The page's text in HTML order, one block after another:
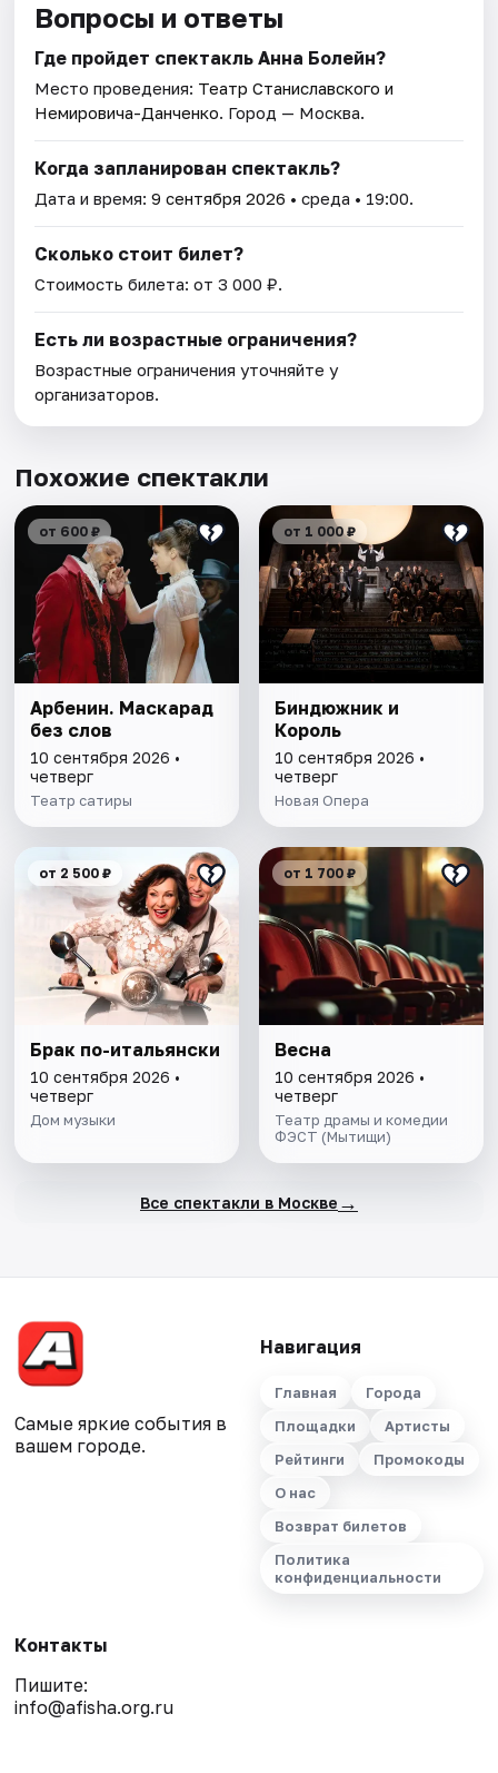
Вопросы и ответы
Где пройдет спектакль Анна Болейн?
Место проведения: Театр Станиславского и
Немировича-Данченко. Город — Москва.
Когда запланирован спектакль?
Дата и время:9 сентября 2026 • среда • 19:00.
Сколько стоит билет?
Стоимость билета: от 3 000 ₽.
Есть ли возрастные ограничения?
Возрастные ограничения уточняйте у
организаторов.
Похожие спектакли
от 600 ₽
Арбенин. Маскарад
без слов
10 сентября 2026 •
четверг
Театр сатиры
от 1 000 ₽
Биндюжник и
Король
10 сентября 2026 •
четверг
Новая Опера
от 2 500 ₽
Брак по-итальянски
10 сентября 2026 •
четверг
Дом музыки
от 1 700 ₽
Весна
10 сентября 2026 •
четверг
Театр драмы и комедии
ФЭСТ (Мытищи)
Все спектакли в Москве →
Самые яркие события в
вашем городе.
Навигация
Главная
Города
Площадки
Артисты
Рейтинги
Промокоды
О нас
Возврат билетов
Политика
конфиденциальности
Контакты
Пишите:
info@afisha.org.ru